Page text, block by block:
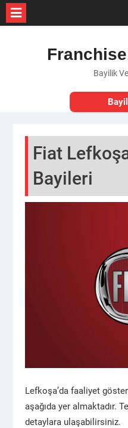
Bayilik
Fiat
Bayileri
Lefkoşa’da faaliyet
aşağıda yer almaktadır.
detaylara ulaşabilirsiniz.